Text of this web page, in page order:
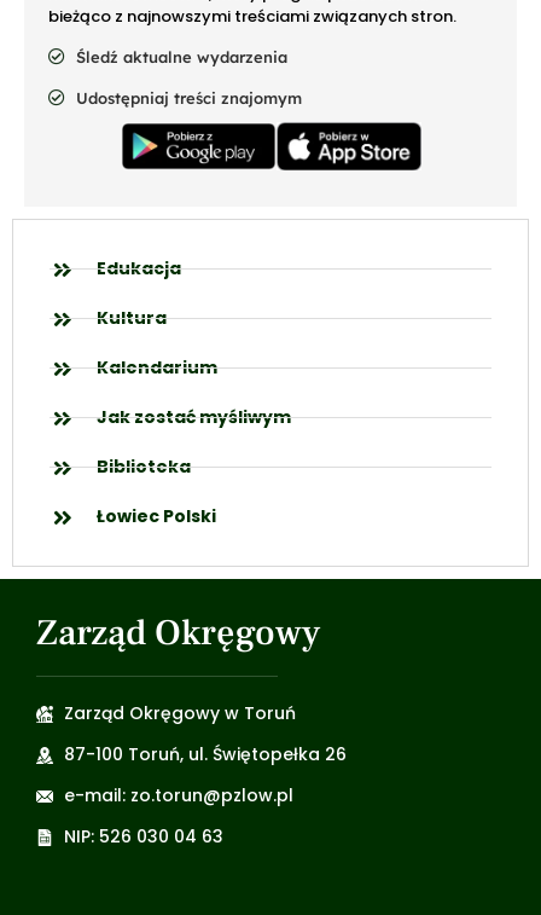
bieżąco z najnowszymi treściami związanych stron.
Śledź aktualne wydarzenia
Udostępniaj treści znajomym
Edukacja
Kultura
Kalendarium
Jak zostać myśliwym
Biblioteka
Łowiec Polski
Zarząd Okręgowy
Zarząd Okręgowy w Toruń
87-100 Toruń, ul. Świętopełka 26
e-mail: zo.torun@pzlow.pl
NIP: 526 030 04 63